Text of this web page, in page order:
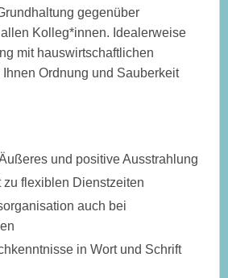
gegenüber
Kolleg*innen. Idealerweise
mit hauswirtschaftlichen
Ordnung und Sauberkeit
und positive Ausstrahlung
zu flexiblen Dienstzeiten
auch bei
in Wort und Schrift